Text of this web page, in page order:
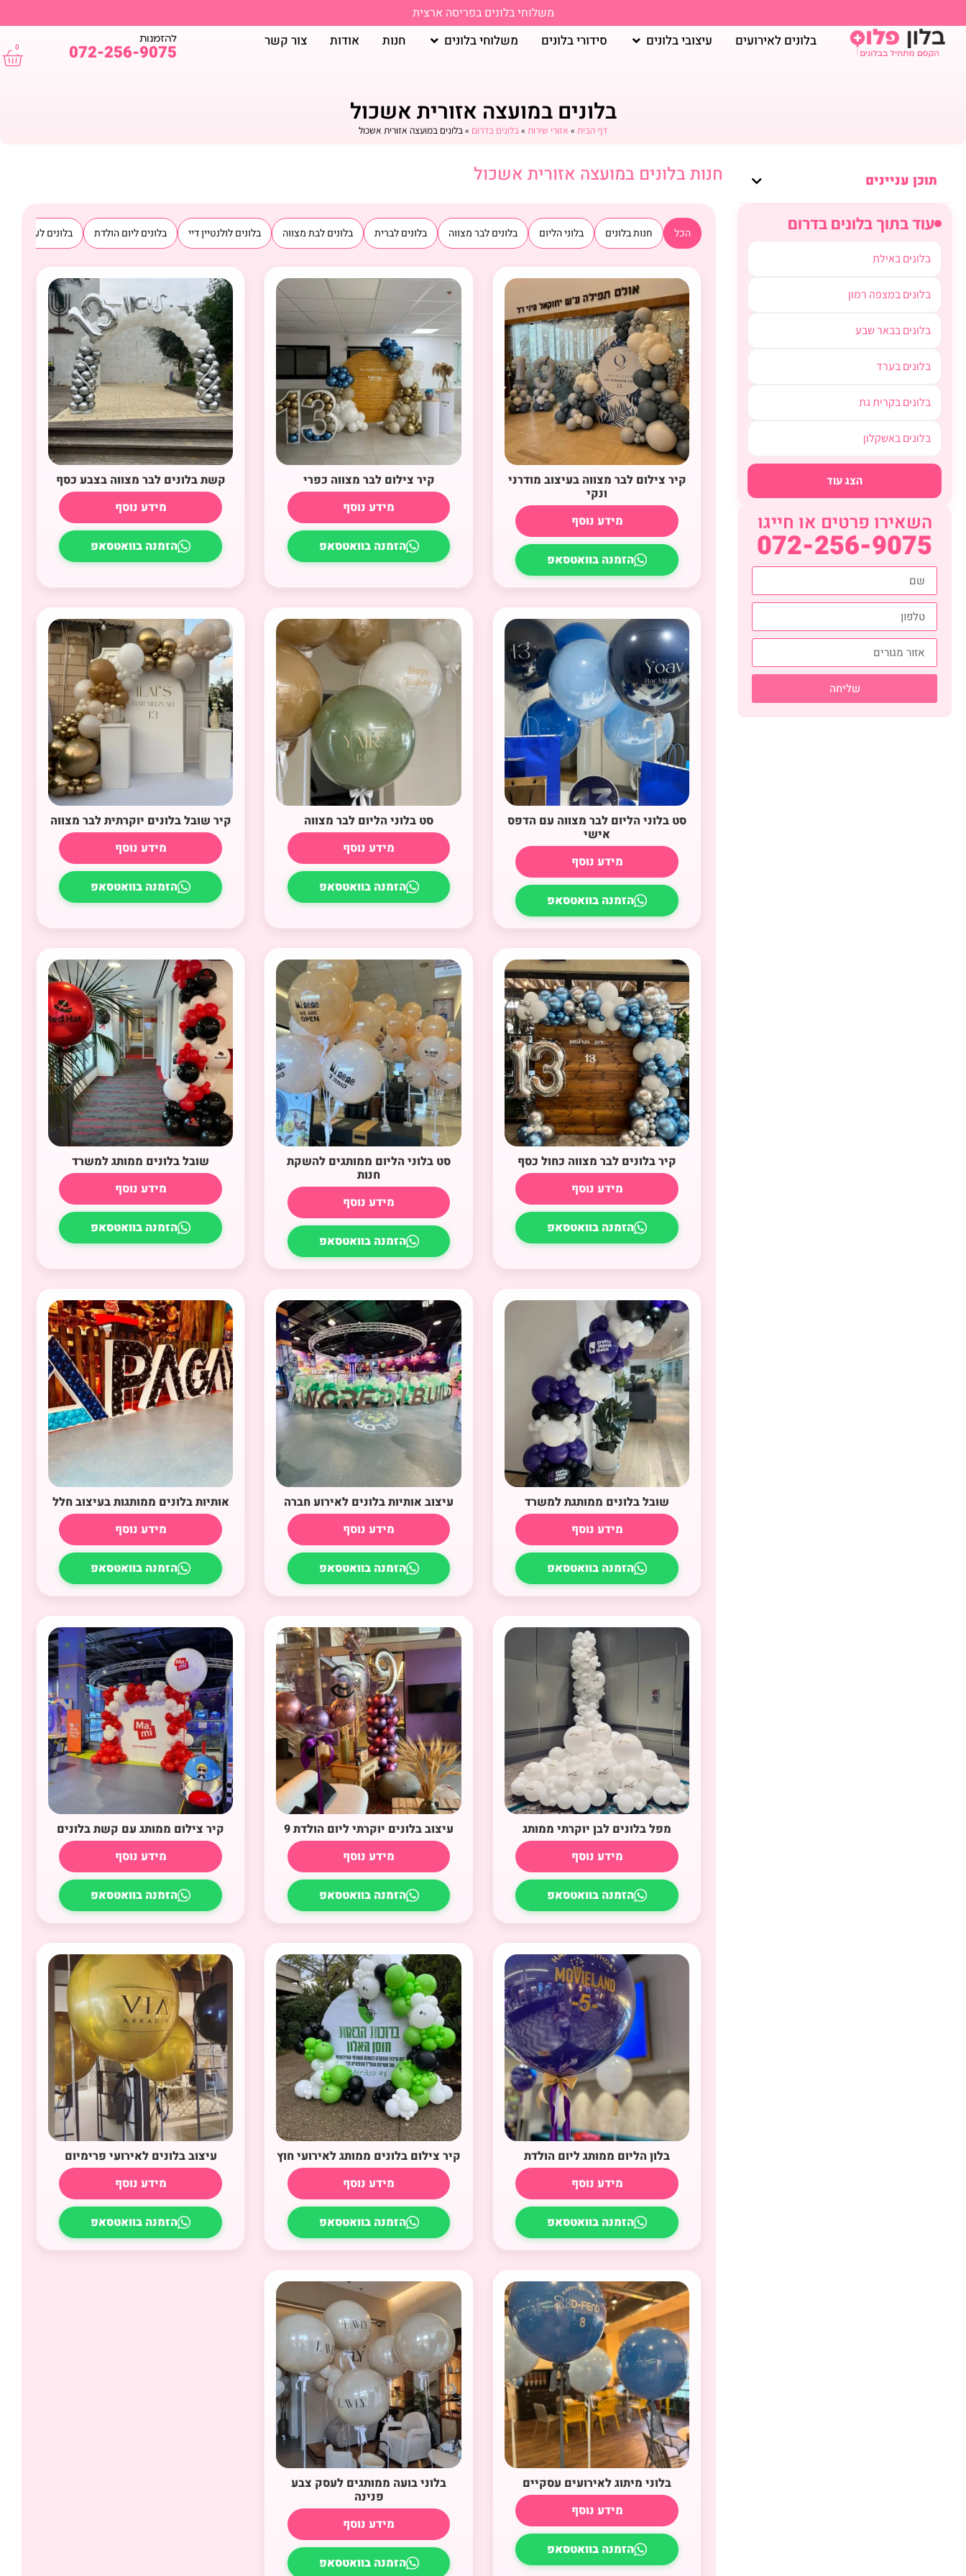
משלוחי בלונים בפריסה ארצית
בלונים לאירועים עיצובי בלונים סידורי בלונים משלוחי בלונים חנות אודות צור קשר 0
להזמנות
072-256-9075
בלונים במועצה אזורית אשכול
דף הבית » אזורי שירות »בלונים בדרום »בלונים במועצה אזורית אשכול
תוכן עניינים
עוד בתוך בלונים בדרום
בלונים באילת
בלונים במצפה רמון
בלונים בבאר שבע
בלונים בערד
בלונים בקרית גת
בלונים באשקלון
הצג עוד
השאירו פרטים או חייגו
072-256-9075
שליחה
חנות בלונים במועצה אזורית אשכול
הכל חנות בלונים בלוני הליום בלונים לבר מצווה בלונים לברית בלונים לבת מצווה בלונים לולנטיין דיי בלונים ליום הולדת בלונים לעסקים
קיר צילום לבר מצווה בעיצוב מודרני
ונקי
מידע נוסף
הזמנה בוואטסאפ
קיר צילום לבר מצווה כפרי
מידע נוסף
הזמנה בוואטסאפ
קשת בלונים לבר מצווה בצבע כסף
מידע נוסף
הזמנה בוואטסאפ
סט בלוני הליום לבר מצווה עם הדפס
אישי
מידע נוסף
הזמנה בוואטסאפ
סט בלוני הליום לבר מצווה
מידע נוסף
הזמנה בוואטסאפ
קיר שובל בלונים יוקרתית לבר מצווה
מידע נוסף
הזמנה בוואטסאפ
קיר בלונים לבר מצווה כחול כסף
מידע נוסף
הזמנה בוואטסאפ
סט בלוני הליום ממותגים להשקת
חנות
מידע נוסף
הזמנה בוואטסאפ
שובל בלונים ממותג למשרד
מידע נוסף
הזמנה בוואטסאפ
שובל בלונים ממותגת למשרד
מידע נוסף
הזמנה בוואטסאפ
עיצוב אותיות בלונים לאירוע חברה
מידע נוסף
הזמנה בוואטסאפ
אותיות בלונים ממותגות בעיצוב חלל
מידע נוסף
הזמנה בוואטסאפ
מפל בלונים לבן יוקרתי ממותג
מידע נוסף
הזמנה בוואטסאפ
עיצוב בלונים יוקרתי ליום הולדת 9
מידע נוסף
הזמנה בוואטסאפ
קיר צילום ממותג עם קשת בלונים
מידע נוסף
הזמנה בוואטסאפ
בלון הליום ממותג ליום הולדת
מידע נוסף
הזמנה בוואטסאפ
קיר צילום בלונים ממותג לאירועי חוץ
מידע נוסף
הזמנה בוואטסאפ
עיצוב בלונים לאירועי פרימיום
מידע נוסף
הזמנה בוואטסאפ
בלוני מיתוג לאירועים עסקיים
מידע נוסף
הזמנה בוואטסאפ
בלוני בועה ממותגים לעסק צבע
פנינה
מידע נוסף
הזמנה בוואטסאפ